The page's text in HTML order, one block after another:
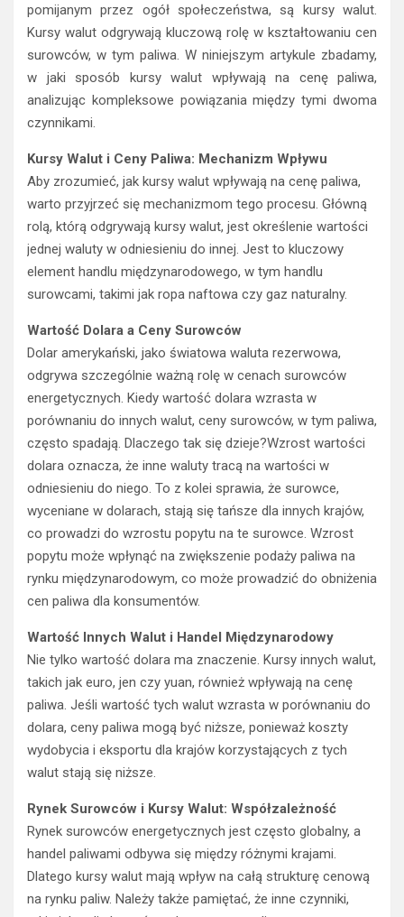
pomijanym przez ogół społeczeństwa, są kursy walut.
Kursy walut odgrywają kluczową rolę w kształtowaniu cen
surowców, w tym paliwa. W niniejszym artykule zbadamy,
w jaki sposób kursy walut wpływają na cenę paliwa,
analizując kompleksowe powiązania między tymi dwoma
czynnikami.
Kursy Walut i Ceny Paliwa: Mechanizm Wpływu
Aby zrozumieć, jak kursy walut wpływają na cenę paliwa,
warto przyjrzeć się mechanizmom tego procesu. Główną
rolą, którą odgrywają kursy walut, jest określenie wartości
jednej waluty w odniesieniu do innej. Jest to kluczowy
element handlu międzynarodowego, w tym handlu
surowcami, takimi jak ropa naftowa czy gaz naturalny.
Wartość Dolara a Ceny Surowców
Dolar amerykański, jako światowa waluta rezerwowa,
odgrywa szczególnie ważną rolę w cenach surowców
energetycznych. Kiedy wartość dolara wzrasta w
porównaniu do innych walut, ceny surowców, w tym paliwa,
często spadają. Dlaczego tak się dzieje?Wzrost wartości
dolara oznacza, że inne waluty tracą na wartości w
odniesieniu do niego. To z kolei sprawia, że surowce,
wyceniane w dolarach, stają się tańsze dla innych krajów,
co prowadzi do wzrostu popytu na te surowce. Wzrost
popytu może wpłynąć na zwiększenie podaży paliwa na
rynku międzynarodowym, co może prowadzić do obniżenia
cen paliwa dla konsumentów.
Wartość Innych Walut i Handel Międzynarodowy
Nie tylko wartość dolara ma znaczenie. Kursy innych walut,
takich jak euro, jen czy yuan, również wpływają na cenę
paliwa. Jeśli wartość tych walut wzrasta w porównaniu do
dolara, ceny paliwa mogą być niższe, ponieważ koszty
wydobycia i eksportu dla krajów korzystających z tych
walut stają się niższe.
Rynek Surowców i Kursy Walut: Współzależność
Rynek surowców energetycznych jest często globalny, a
handel paliwami odbywa się między różnymi krajami.
Dlatego kursy walut mają wpływ na całą strukturę cenową
na rynku paliw. Należy także pamiętać, że inne czynniki,